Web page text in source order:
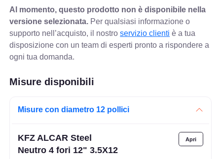
Al momento, questo prodotto non è disponibile nella
versione selezionata. Per qualsiasi informazione o
supporto nell’acquisto, il nostroservizio clienti è a tua
disposizione con un team di esperti pronto a rispondere a
ogni tua domanda.
Misure disponibili
Misure con diametro 12 pollici
KFZ ALCAR Steel
Neutro 4 fori 12" 3.5X12